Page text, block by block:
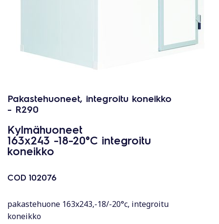
Pakastehuoneet, integroitu koneikko
- R290
Kylmähuoneet
163x243 -18-20°C integroitu
koneikko
COD 102076
pakastehuone 163x243,-18/-20°c, integroitu
koneikko